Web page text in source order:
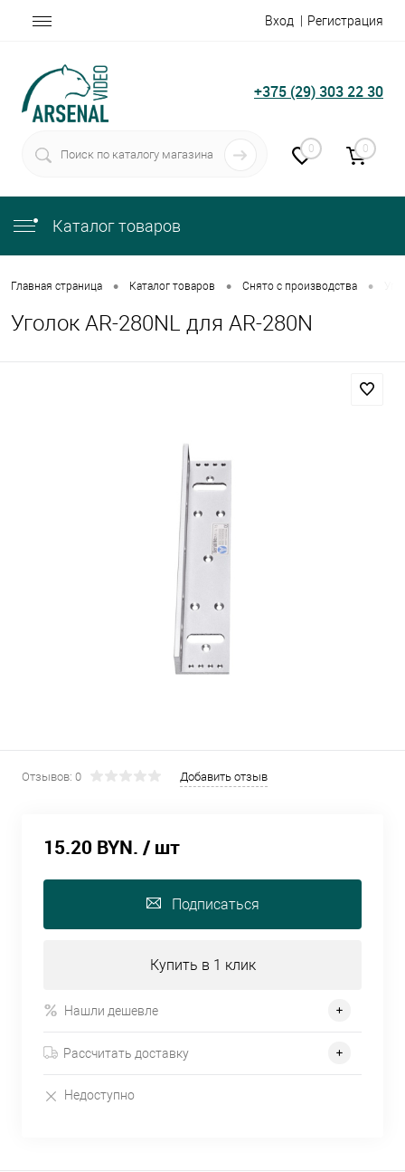
Вход Регистрация
+375 (29) 303 22 30
0 0
Каталог товаров
Главная страница • Каталог товаров • Снято с производства •
Уголок AR-280NL для AR-280N
Отзывов: 0 Добавить отзыв
15.20 BYN. / шт
Подписаться
Купить в 1 клик
Нашли дешевле
Рассчитать доставку
Недоступно